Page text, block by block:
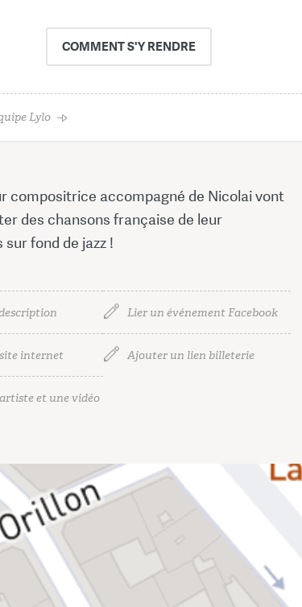
COMMENTS'Y RENDRE
Lylo
compositrice accompagné de Nicolai vont
des chansons française de leur
fond de jazz !
Lier un événement Facebook
internet Ajouter un lien billeterie
et une vidéo